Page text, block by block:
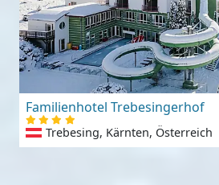
Familienhotel Trebesingerhof
Trebesing, Kärnten, Österreich